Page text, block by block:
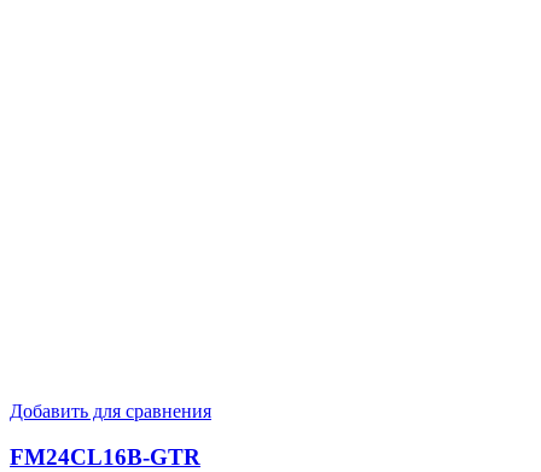
Добавить для сравнения
FM24CL16B-GTR